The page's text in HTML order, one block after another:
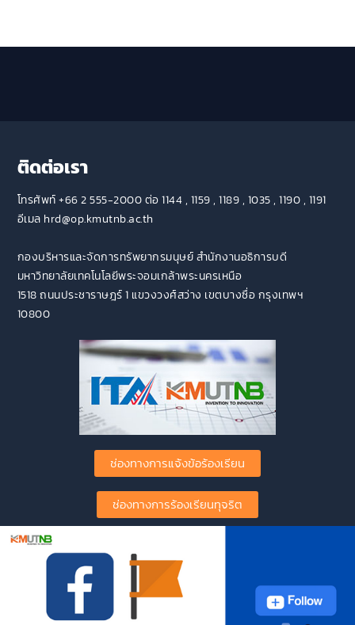
ติดต่อเรา
โทรศัพท์ +66 2 555-2000 ต่อ 1144 , 1159 , 1189 , 1035 , 1190 , 1191
อีเมล hrd@op.kmutnb.ac.th
กองบริหารและจัดการทรัพยากรมนุษย์ สำนักงานอธิการบดี
มหาวิทยาลัยเทคโนโลยีพระจอมเกล้าพระนครเหนือ
1518 ถนนประชาราษฎร์ 1 แขวงวงศ์สว่าง เขตบางซื่อ กรุงเทพฯ
10800
ช่องทางการแจ้งข้อร้องเรียน
ช่องทางการร้องเรียนทุจริต